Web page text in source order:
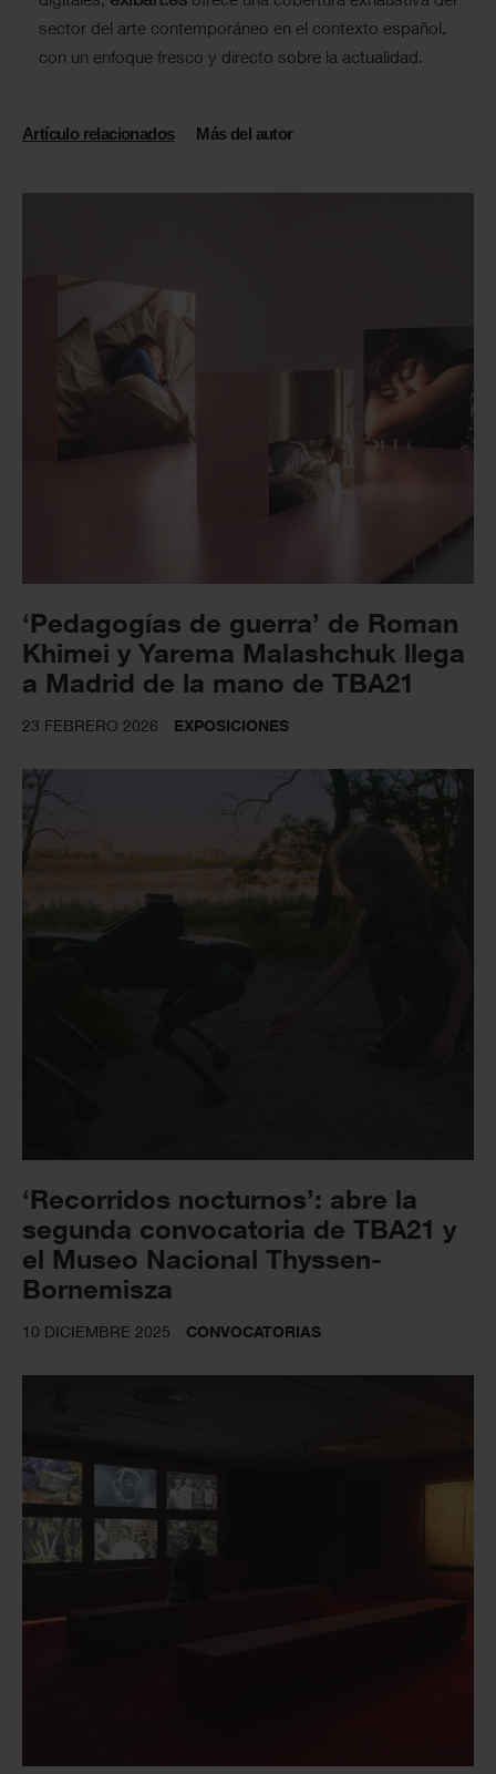
sector del arte contemporáneo en el contexto español,
con un enfoque fresco y directo sobre la actualidad.
Artículo relacionados Más del autor
‘Pedagogías de guerra’ de Roman
Khimei y Yarema Malashchuk llega
a Madrid de la mano de TBA21
23 FEBRERO 2026 EXPOSICIONES
‘Recorridos nocturnos’: abre la
segunda convocatoria de TBA21 y
el Museo Nacional Thyssen-
Bornemisza
10 DICIEMBRE 2025 CONVOCATORIAS